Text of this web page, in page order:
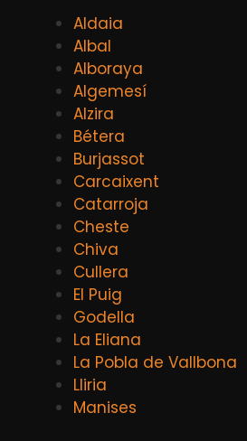
Aldaia
Albal
Alboraya
Algemesí
Alzira
Bétera
Burjassot
Carcaixent
Catarroja
Cheste
Chiva
Cullera
El Puig
Godella
La Eliana
La Pobla de Vallbona
Lliria
Manises